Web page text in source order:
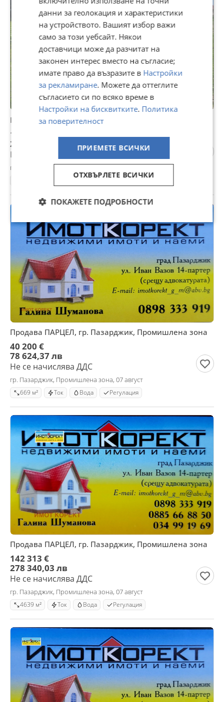
Продава ПАРЦЕЛ, гр. Пазарджик, Промишлена зона
13 500 €
26 403,71 лв
Не се начислява ДДС
гр. Пазарджик, Промишлена зона, 07 август
Вода Регулация
Продава ПАРЦЕЛ, гр. Пазарджик, Промишлена зона
40 200 €
78 624,37 лв
Не се начислява ДДС
гр. Пазарджик, Промишлена зона, 07 август
669 м² Ток Вода Регулация
Продава ПАРЦЕЛ, гр. Пазарджик, Промишлена зона
142 313 €
278 340,03 лв
Не се начислява ДДС
гр. Пазарджик, Промишлена зона, 07 август
4639 м² Ток Вода Регулация
данни за геолокация и характеристики
на устройството. Вашият избор важи
само за този уебсайт. Някои
доставчици може да разчитат на
законен интерес вместо на съгласие;
имате право да възразите в Настройки
за рекламиране. Можете да оттеглите
съгласието си по всяко време в
Настройки на бисквитките. Политика
за поверителност
ПРИЕМЕТЕ ВСИЧКИ
ОТХВЪРЛЕТЕ ВСИЧКИ
ПОКАЖЕТЕ ПОДРОБНОСТИ